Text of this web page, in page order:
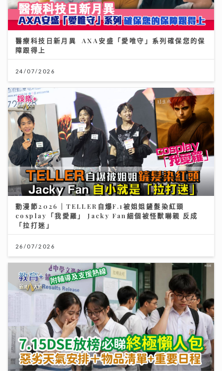
醫療科技日新月異 AXA安盛「愛唯守」系列確保您的保
障跟得上
24/07/2026
動漫節2026｜TELLER自爆F.1被姐姐鏟髮染紅頭
cosplay「我愛羅」 Jacky Fan細個被怪獸嚇親 反成
「拉打迷」
26/07/2026